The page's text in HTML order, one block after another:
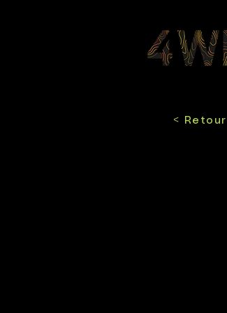
< Retour